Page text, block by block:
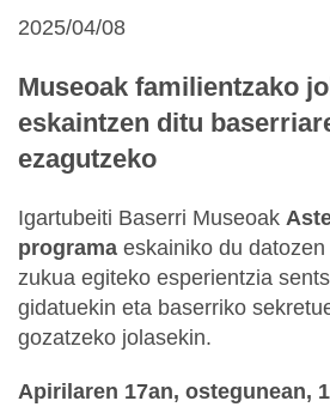
2025/04/08
Museoak familientzako
eskaintzen ditu
ezagutzeko
Igartubeiti Baserri Museoak
programa eskainiko du
zukua egiteko esperientzia
gidatuekin eta baserriko
gozatzeko jolasekin.
Apirilaren 17an, ostegunean,